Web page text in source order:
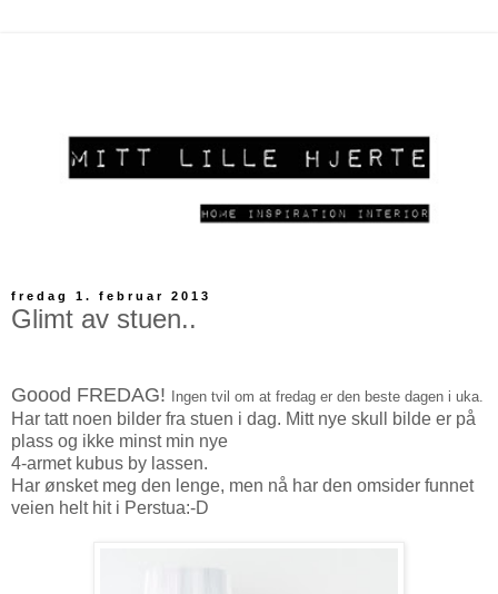
fredag 1. februar 2013
Glimt av stuen..
Goood FREDAG! Ingen tvil om at fredag er den beste dagen i uka.
Har tatt noen bilder fra stuen i dag. Mitt nye skull bilde er på
plass og ikke minst min nye
4-armet kubus by lassen.
Har ønsket meg den lenge, men nå har den omsider funnet
veien helt hit i Perstua:-D